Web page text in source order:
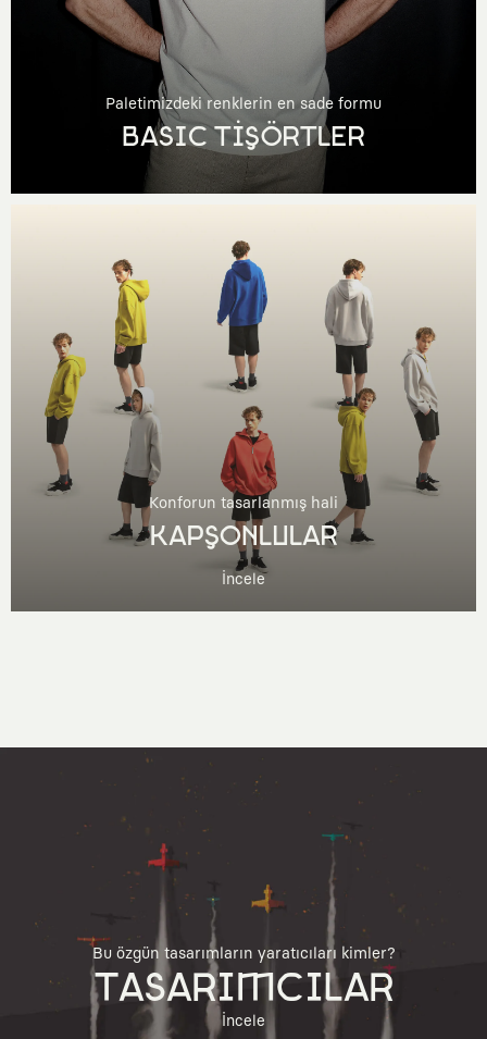
Paletimizdeki renklerin en sade formu
BASIC TİŞÖRTLER
Konforun tasarlanmış hali
KAPŞONLULAR
İncele
Bu özgün tasarımların yaratıcıları kimler?
TASARIMCILAR
İncele